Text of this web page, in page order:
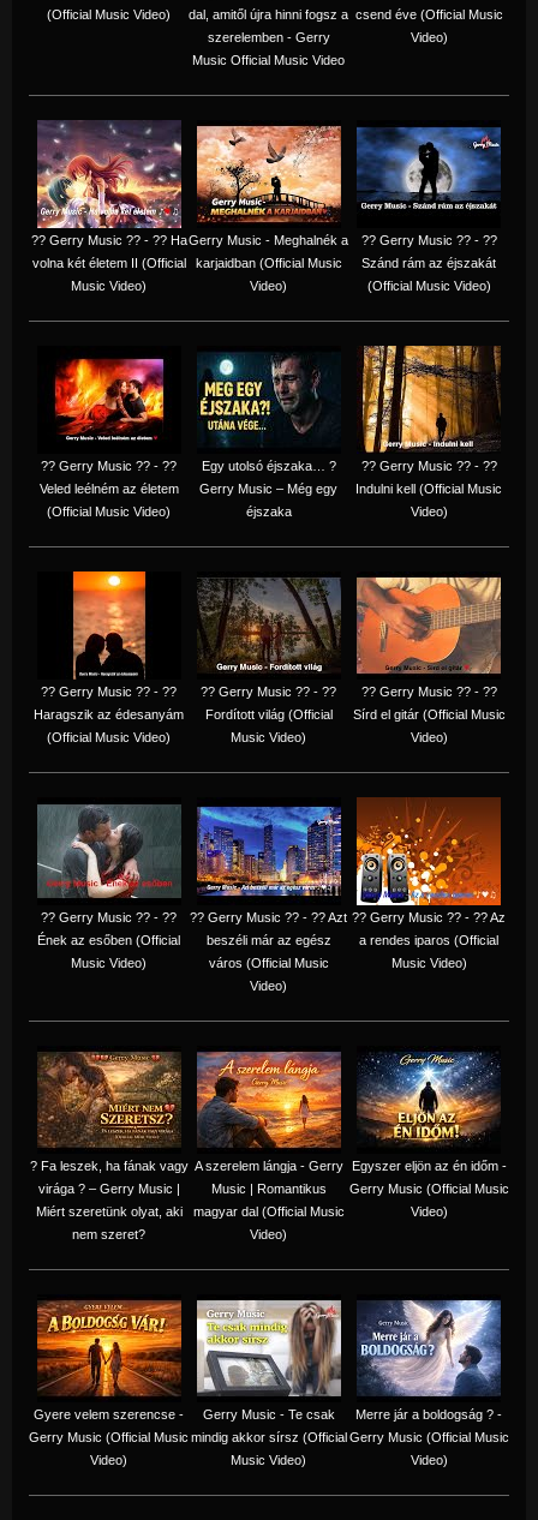
(Official Music Video)
dal, amitől újra hinni fogsz a
szerelemben - Gerry
Music Official Music Video
csend éve (Official Music
Video)
?? Gerry Music ?? - ?? Ha
volna két életem II (Official
Music Video)
Gerry Music - Meghalnék a
karjaidban (Official Music
Video)
?? Gerry Music ?? - ??
Szánd rám az éjszakát
(Official Music Video)
?? Gerry Music ?? - ??
Veled leélném az életem
(Official Music Video)
Egy utolsó éjszaka… ?
Gerry Music – Még egy
éjszaka
?? Gerry Music ?? - ??
Indulni kell (Official Music
Video)
?? Gerry Music ?? - ??
Haragszik az édesanyám
(Official Music Video)
?? Gerry Music ?? - ??
Fordított világ (Official
Music Video)
?? Gerry Music ?? - ??
Sírd el gitár (Official Music
Video)
?? Gerry Music ?? - ??
Ének az esőben (Official
Music Video)
?? Gerry Music ?? - ?? Azt
beszéli már az egész
város (Official Music
Video)
?? Gerry Music ?? - ?? Az
a rendes iparos (Official
Music Video)
? Fa leszek, ha fának vagy
virága ? – Gerry Music |
Miért szeretünk olyat, aki
nem szeret?
A szerelem lángja - Gerry
Music | Romantikus
magyar dal (Official Music
Video)
Egyszer eljön az én időm -
Gerry Music (Official Music
Video)
Gyere velem szerencse -
Gerry Music (Official Music
Video)
Gerry Music - Te csak
mindig akkor sírsz (Official
Music Video)
Merre jár a boldogság ? -
Gerry Music (Official Music
Video)